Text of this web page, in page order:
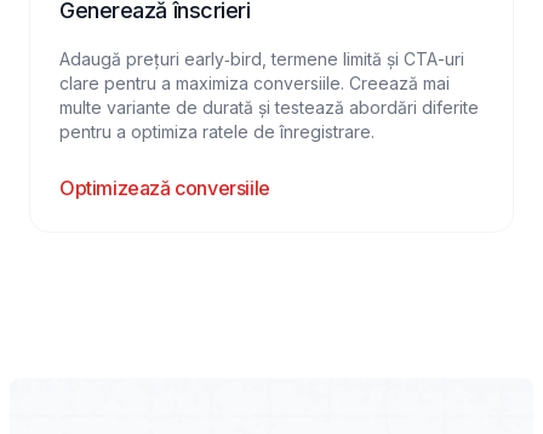
Generează înscrieri
Adaugă prețuri early‑bird, termene limită și CTA-uri
clare pentru a maximiza conversiile. Creează mai
multe variante de durată și testează abordări diferite
pentru a optimiza ratele de înregistrare.
Optimizează conversiile